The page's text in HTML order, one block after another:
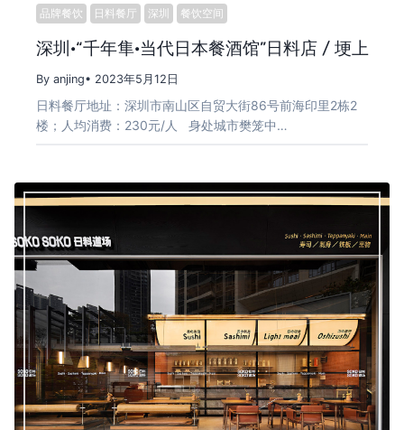
品牌餐饮 日料餐厅 深圳 餐饮空间
深圳·“千年隼·当代日本餐酒馆”日料店 / 埂上
By anjing• 2023年5月12日
日料餐厅地址：深圳市南山区自贸大街86号前海印里2栋2
楼；人均消费：230元/人 身处城市樊笼中…